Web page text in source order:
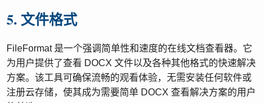
5. 文件格式
FileFormat 是一个强调简单性和速度的在线文档查看器。它
为用户提供了查看 DOCX 文件以及各种其他格式的快速解决
方案。该工具可确保流畅的观看体验，无需安装任何软件或
注册云存储，使其成为需要简单 DOCX 查看解决方案的用户